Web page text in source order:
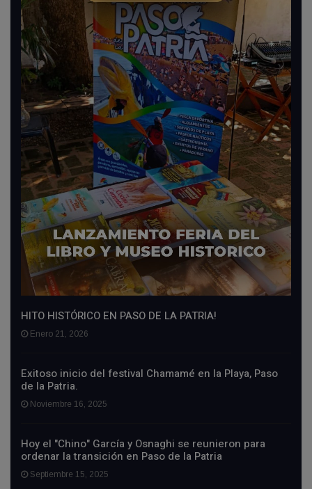
HITO HISTÓRICO EN PASO DE LA PATRIA!
Enero 21, 2026
Exitoso inicio del festival Chamamé en la Playa, Paso
de la Patria.
Noviembre 16, 2025
Hoy el "Chino" García y Osnaghi se reunieron para
ordenar la transición en Paso de la Patria
Septiembre 15, 2025